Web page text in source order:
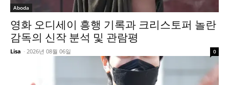
Aboda
영화 오디세이 흥행 기록과 크리스토퍼 놀란
감독의 신작 분석 및 관람평
Lisa - 2026년 08월 06일 0